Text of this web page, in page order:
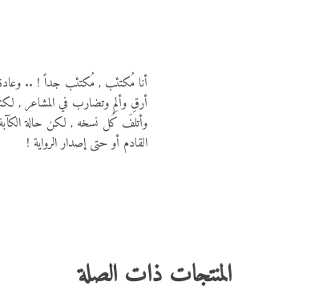
أنا مُكتئب , مُكتئب جداً ! .. وعادة
أرقِ وألمِ وتضارب في المشاعر ,
وأتلفَ كُل نسخه , لكن حالة
القادم أو حتى إصدار الرواية !
المنتجات ذات الصلة